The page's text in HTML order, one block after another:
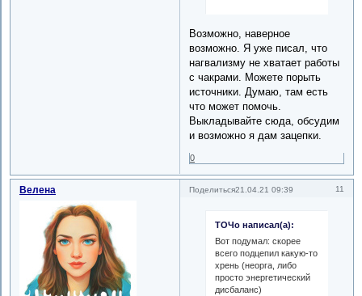
Возможно, наверное
возможно. Я уже писал, что
нагвализму не хватает работы
с чакрами. Можете порыть
источники. Думаю, там есть
что может помочь.
Выкладывайте сюда, обсудим
и возможно я дам зацепки.
0
Поделиться 11
21.04.21 09:39
Велена
ТОЧо написал(а):
Вот подумал: скорее
всего подцепил какую-то
хрень (неорга, либо
просто энергетический
дисбаланс)